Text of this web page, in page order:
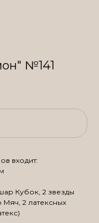
№141
входит:
Кубок, 2 звезды
2 латексных